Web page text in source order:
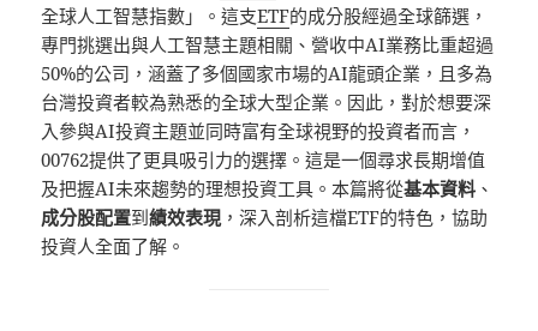
全球人工智慧指數」。這支ETF的成分股經過全球篩選，
專門挑選出與人工智慧主題相關、營收中AI業務比重超過
50%的公司，涵蓋了多個國家市場的AI龍頭企業，且多為
台灣投資者較為熟悉的全球大型企業。因此，對於想要深
入參與AI投資主題並同時富有全球視野的投資者而言，
00762提供了更具吸引力的選擇。這是一個尋求長期增值
及把握AI未來趨勢的理想投資工具。本篇將從基本資料 、
成分股配置到績效表現 ，深入剖析這檔ETF的特色，協助
投資人全面了解。